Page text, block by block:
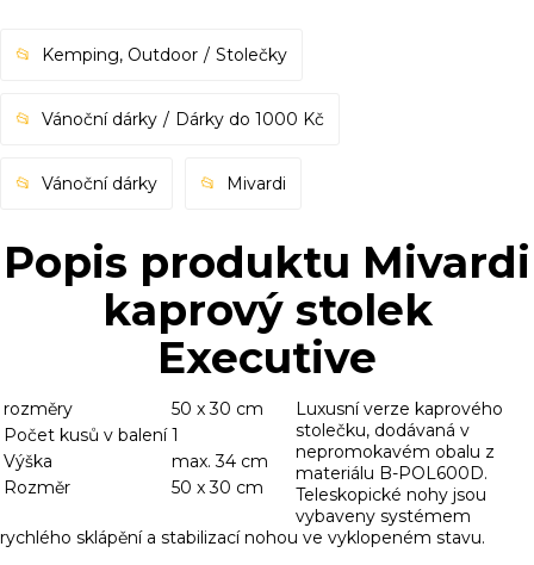
Kemping, Outdoor Stolečky
Vánoční dárky Dárky do 1000 Kč
Vánoční dárky Mivardi
Popis produktu Mivardi
kaprový stolek
Executive
rozměry
50 x 30 cm
Počet kusů v balení 1
Výška
max. 34 cm
Rozměr
50 x 30 cm
Luxusní verze kaprového
stolečku, dodávaná v
nepromokavém obalu z
materiálu B-POL600D.
Teleskopické nohy jsou
vybaveny systémem
rychlého sklápění a stabilizací nohou ve vyklopeném stavu.